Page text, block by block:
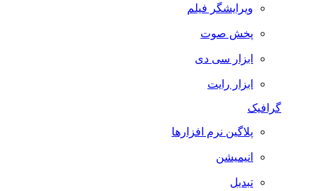
ویرایشگر فیلم
پخش صوت
ابزار سی دی
ابزار رایت
گرافیک
پلاگین نرم افزارها
انیمیشن
تبدیل